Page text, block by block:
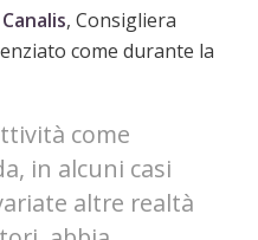
, Consigliera
come durante la
come
in alcuni casi
altre realtà